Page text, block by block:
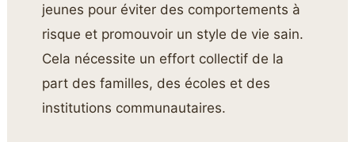
jeunes pour éviter des comportements à
risque et promouvoir un style de vie sain.
Cela nécessite un effort collectif de la
part des familles, des écoles et des
institutions communautaires.